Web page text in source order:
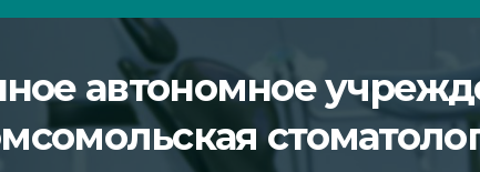
автономное